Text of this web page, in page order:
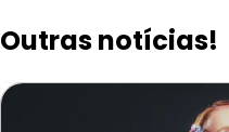
Outras notícias!